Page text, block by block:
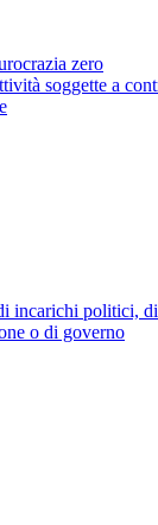
zero
soggette a
incarichi politici,
o di governo